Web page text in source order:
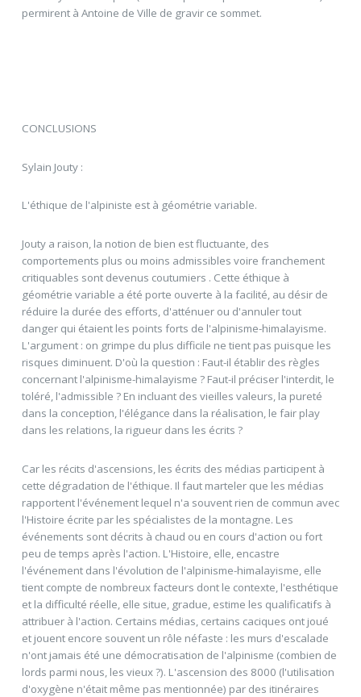
permirent à Antoine de Ville de gravir ce sommet.
CONCLUSIONS
Sylain Jouty :
L'éthique de l'alpiniste est à géométrie variable.
Jouty a raison, la notion de bien est fluctuante, des
comportements plus ou moins admissibles voire franchement
critiquables sont devenus coutumiers . Cette éthique à
géométrie variable a été porte ouverte à la facilité, au désir de
réduire la durée des efforts, d'atténuer ou d'annuler tout
danger qui étaient les points forts de l'alpinisme-himalayisme.
L'argument : on grimpe du plus difficile ne tient pas puisque les
risques diminuent. D'où la question : Faut-il établir des règles
concernant l'alpinisme-himalayisme ? Faut-il préciser l'interdit, le
toléré, l'admissible ? En incluant des vieilles valeurs, la pureté
dans la conception, l'élégance dans la réalisation, le fair play
dans les relations, la rigueur dans les écrits ?
Car les récits d'ascensions, les écrits des médias participent à
cette dégradation de l'éthique. Il faut marteler que les médias
rapportent l'événement lequel n'a souvent rien de commun avec
l'Histoire écrite par les spécialistes de la montagne. Les
événements sont décrits à chaud ou en cours d'action ou fort
peu de temps après l'action. L'Histoire, elle, encastre
l'événement dans l'évolution de l'alpinisme-himalayisme, elle
tient compte de nombreux facteurs dont le contexte, l'esthétique
et la difficulté réelle, elle situe, gradue, estime les qualificatifs à
attribuer à l'action. Certains médias, certains caciques ont joué
et jouent encore souvent un rôle néfaste : les murs d'escalade
n'ont jamais été une démocratisation de l'alpinisme (combien de
lords parmi nous, les vieux ?). L'ascension des 8000 (l'utilisation
d'oxygène n'était même pas mentionnée) par des itinéraires